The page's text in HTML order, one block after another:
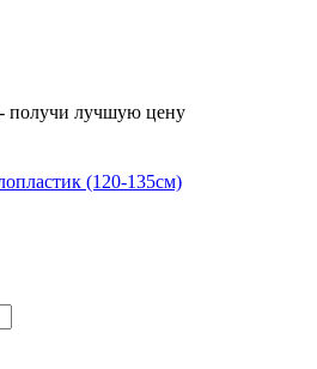
получи лучшую цену
(120-135см)